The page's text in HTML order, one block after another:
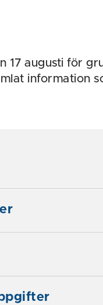
augusti för
information